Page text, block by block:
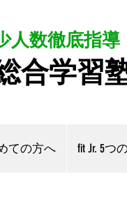
人数徹底指
合学習
ての方へ fit Jr. 5つ